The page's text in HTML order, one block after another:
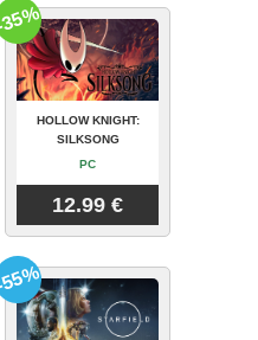
HOLLOW KNIGHT:
SILKSONG
PC
12.99 €